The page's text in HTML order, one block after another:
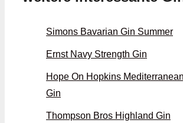
Simons Bavarian Gin Summer
Ernst Navy Strength Gin
Hope On Hopkins Mediterranean
Gin
Thompson Bros Highland Gin